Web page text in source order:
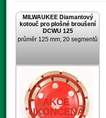
MILWAUKEE Diamantový
kotouč pro plošné broušení
DCWU 125
průměr 125 mm; 20 segmentů
AKCE
UKONČENA